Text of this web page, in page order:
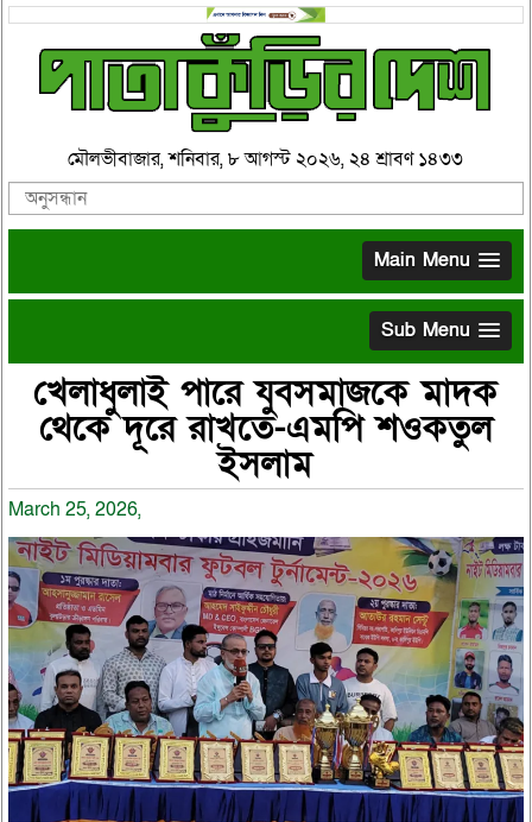
মৌলভীবাজার, শনিবার, ৮ আগস্ট ২০২৬, ২৪ শ্রাবণ ১৪৩৩
Main Menu
Sub Menu
খেলাধুলাই পারে যুবসমাজকে মাদক
থেকে দূরে রাখতে-এমপি শওকতুল
ইসলাম
March 25, 2026,